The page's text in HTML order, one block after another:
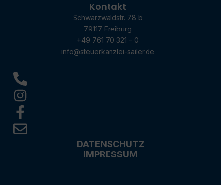
Kontakt
Schwarzwaldstr. 78 b
79117 Freiburg
+49 761 70 321 – 0
info@steuerkanzlei-sailer.de
DATENSCHUTZ
IMPRESSUM